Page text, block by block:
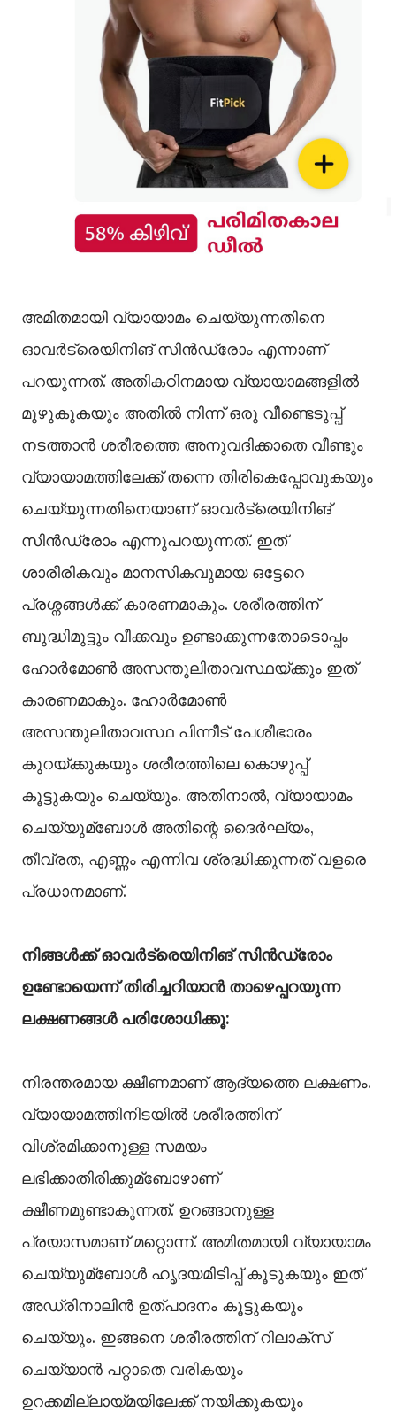
അമിതമായി വ്യായാമം ചെയ്യുന്നതിനെ
ഓവർട്രെയിനിങ് സിൻഡ്രോം എന്നാണ്
പറയുന്നത്. അതികഠിനമായ വ്യായാമങ്ങളില്‍
മുഴുകുകയും അതില്‍ നിന്ന് ഒരു വീണ്ടെടുപ്പ്
നടത്താൻ ശരീരത്തെ അനുവദിക്കാതെ വീണ്ടും
വ്യായാമത്തിലേക്ക് തന്നെ തിരികെപ്പോവുകയും
ചെയ്യുന്നതിനെയാണ് ഓവർട്രെയിനിങ്
സിൻഡ്രോം എന്നുപറയുന്നത്. ഇത്
ശാരീരികവും മാനസികവുമായ ഒട്ടേറെ
പ്രശ്നങ്ങള്‍ക്ക് കാരണമാകും. ശരീരത്തിന്
ബുദ്ധിമുട്ടും വീക്കവും ഉണ്ടാക്കുന്നതോടൊപ്പം
ഹോർമോണ്‍ അസന്തുലിതാവസ്ഥയ്ക്കും ഇത്
കാരണമാകും. ഹോർമോണ്‍
അസന്തുലിതാവസ്ഥ പിന്നീട് പേശീഭാരം
കുറയ്ക്കുകയും ശരീരത്തിലെ കൊഴുപ്പ്
കൂട്ടുകയും ചെയ്യും. അതിനാല്‍, വ്യായാമം
ചെയ്യുമ്ബോള്‍ അതിന്റെ ദൈർഘ്യം,
തീവ്രത, എണ്ണം എന്നിവ ശ്രദ്ധിക്കുന്നത് വളരെ
പ്രധാനമാണ്.
നിങ്ങള്‍ക്ക് ഓവർട്രെയിനിങ് സിൻഡ്രോം
ഉണ്ടോയെന്ന് തിരിച്ചറിയാൻ താഴെപ്പറയുന്ന
ലക്ഷണങ്ങള്‍ പരിശോധിക്കൂ:
നിരന്തരമായ ക്ഷീണമാണ് ആദ്യത്തെ ലക്ഷണം.
വ്യായാമത്തിനിടയില്‍ ശരീരത്തിന്
വിശ്രമിക്കാനുള്ള സമയം
ലഭിക്കാതിരിക്കുമ്ബോഴാണ്
ക്ഷീണമുണ്ടാകുന്നത്. ഉറങ്ങാനുള്ള
പ്രയാസമാണ് മറ്റൊന്ന്. അമിതമായി വ്യായാമം
ചെയ്യുമ്ബോള്‍ ഹൃദയമിടിപ്പ് കൂടുകയും ഇത്
അഡ്രിനാലിൻ ഉത്പാദനം കൂട്ടുകയും
ചെയ്യും. ഇങ്ങനെ ശരീരത്തിന് റിലാക്സ്
ചെയ്യാൻ പറ്റാതെ വരികയും
ഉറക്കമില്ലായ്മയിലേക്ക് നയിക്കുകയും